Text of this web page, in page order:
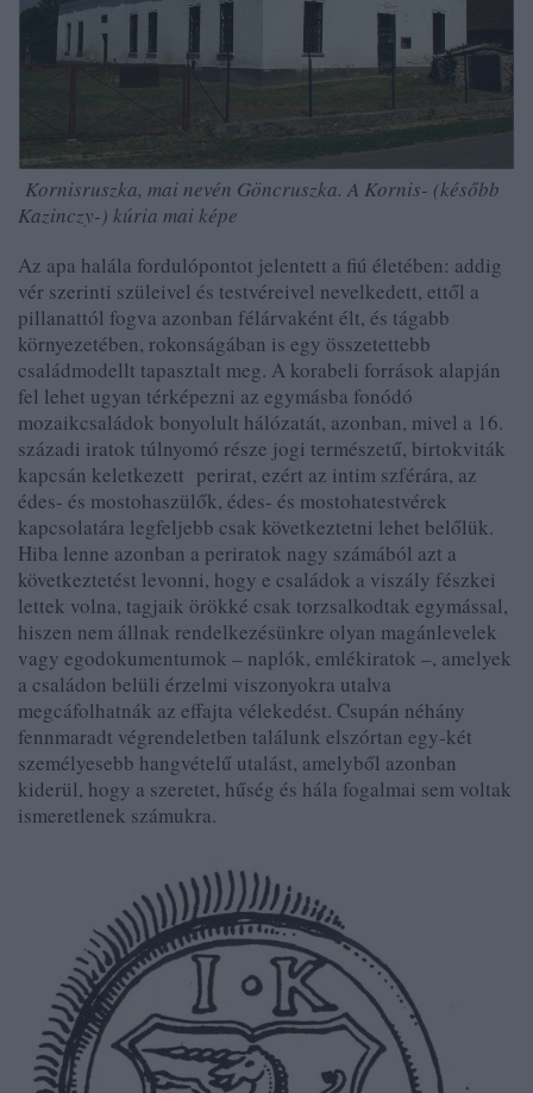
Kornisruszka, mai nevén Göncruszka. A Kornis- (később
Kazinczy-) kúria mai képe
Az apa halála fordulópontot jelentett a fiú életében: addig
vér szerinti szüleivel és testvéreivel nevelkedett, ettől a
pillanattól fogva azonban félárvaként élt, és tágabb
környezetében, rokonságában is egy összetettebb
családmodellt tapasztalt meg. A korabeli források alapján
fel lehet ugyan térképezni az egymásba fonódó
mozaikcsaládok bonyolult hálózatát, azonban, mivel a 16.
századi iratok túlnyomó része jogi természetű, birtokviták
kapcsán keletkezett perirat, ezért az intim szférára, az
édes- és mostohaszülők, édes- és mostohatestvérek
kapcsolatára legfeljebb csak következtetni lehet belőlük.
Hiba lenne azonban a periratok nagy számából azt a
következtetést levonni, hogy e családok a viszály fészkei
lettek volna, tagjaik örökké csak torzsalkodtak egymással,
hiszen nem állnak rendelkezésünkre olyan magánlevelek
vagy egodokumentumok – naplók, emlékiratok –, amelyek
a családon belüli érzelmi viszonyokra utalva
megcáfolhatnák az effajta vélekedést. Csupán néhány
fennmaradt végrendeletben találunk elszórtan egy-két
személyesebb hangvételű utalást, amelyből azonban
kiderül, hogy a szeretet, hűség és hála fogalmai sem voltak
ismeretlenek számukra.